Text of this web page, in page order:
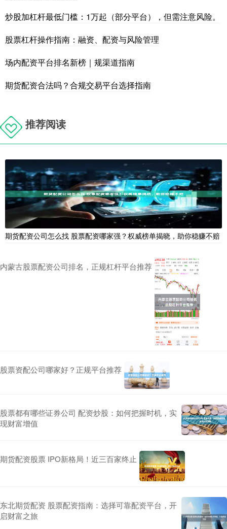
炒股加杠杆最低门槛：1万起（部分平台），但需注意风险。
股票杠杆操作指南：融资、配资与风险管理
场内配资平台排名新榜｜规渠道指南
期货配资合法吗？合规交易平台选择指南
推荐阅读
期货配资公司怎么找 股票配资哪家强？权威榜单揭晓，助你稳赚不赔
内蒙古股票配资公司排名，正规杠杆平台推荐
股票资配公司哪家好？正规平台推荐
股票都有哪些证券公司 配资炒股：如何把握时机，实
现财富增值
期货配资股票 IPO新格局！近三百家终止
东北期货配资 股票配资指南：选择可靠配资平台，开
启财富之旅